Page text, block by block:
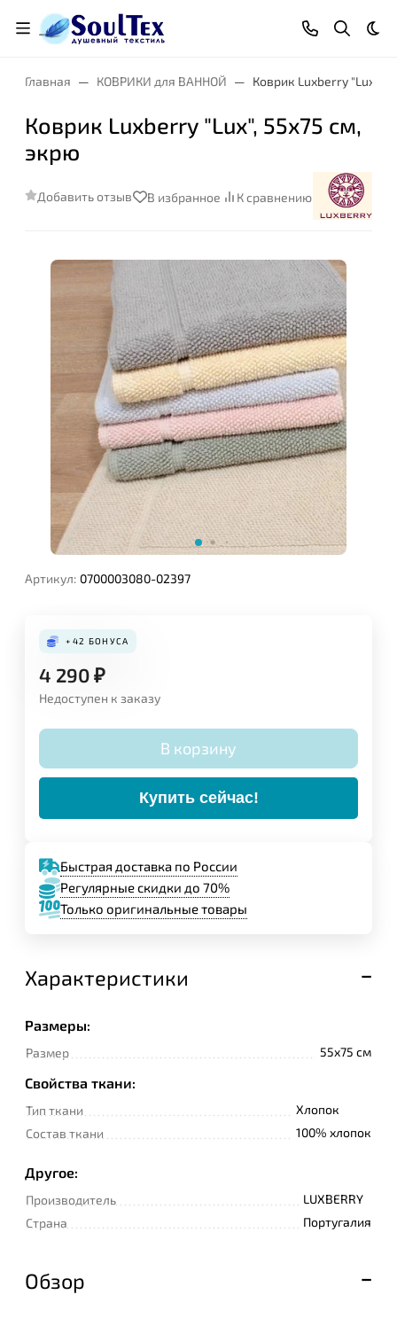
Главная КОВРИКИ для ВАННОЙ Коврик Luxberry "Lux",
Коврик Luxberry "Lux", 55x75 см,
экрю
Добавить отзыв В избранное К сравнению
Артикул: 0700003080-02397
+42 БОНУСА
4 290₽
Недоступен к заказу
В корзину
Купить сейчас!
Быстрая доставка по России
Регулярные скидки до 70%
Только оригинальные товары
Характеристики
Размеры:
Размер 55x75 см
Свойства ткани:
Тип ткани
Хлопок
Состав ткани
100% хлопок
Другое:
Производитель
LUXBERRY
Страна
Португалия
Обзор